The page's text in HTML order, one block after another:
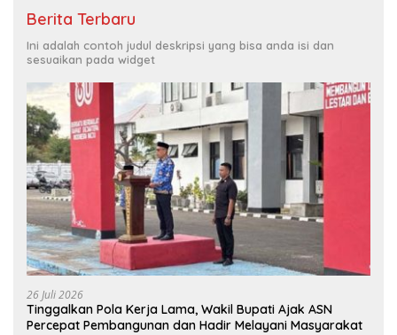
Berita Terbaru
Ini adalah contoh judul deskripsi yang bisa anda isi dan
sesuaikan pada widget
26 Juli 2026
Tinggalkan Pola Kerja Lama, Wakil Bupati Ajak ASN
Percepat Pembangunan dan Hadir Melayani Masyarakat